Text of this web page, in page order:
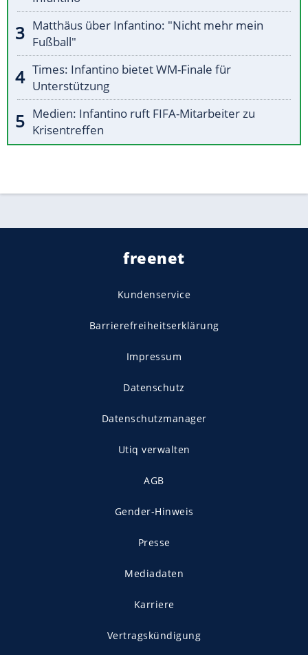
Matthäus über Infantino: "Nicht mehr mein
Fußball"
Times: Infantino bietet WM-Finale für
Unterstützung
Medien: Infantino ruft FIFA-Mitarbeiter zu
Krisentreffen
freenet
Kundenservice
Barrierefreiheitserklärung
Impressum
Datenschutz
Datenschutzmanager
Utiq verwalten
AGB
Gender-Hinweis
Presse
Mediadaten
Karriere
Vertragskündigung